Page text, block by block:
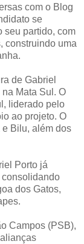
com o Blog
se
seu partido, com
construindo uma
de Gabriel
Mata Sul. O
liderado pelo
ao projeto. O
Bilu, além dos
Porto já
dos Gatos,
Campos (PSB),